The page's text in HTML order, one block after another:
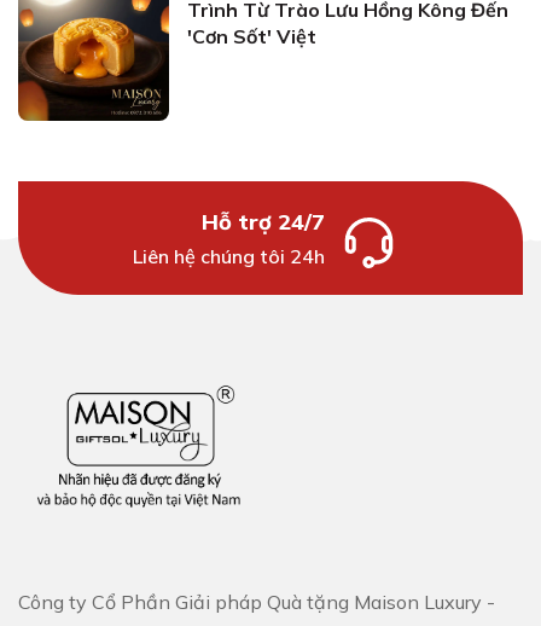
Trình Từ Trào Lưu Hồng Kông Đến
'Cơn Sốt' Việt
Hỗ trợ 24/7
Liên hệ chúng tôi 24h
Công ty Cổ Phần Giải pháp Quà tặng Maison Luxury -